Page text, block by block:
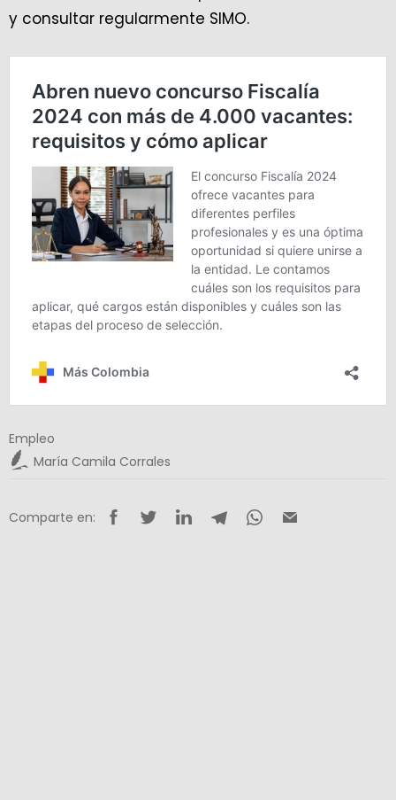
y consultar regularmente SIMO.
Empleo
María Camila Corrales
Comparte en: